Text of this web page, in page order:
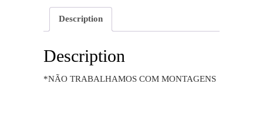
Description
Description
*NÃO TRABALHAMOS COM MONTAGENS